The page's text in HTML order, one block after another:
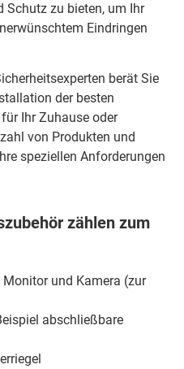
Schutz zu bieten, um Ihr
Eindringen
berät Sie
der besten
Ihr Zuhause oder
von Produkten und
speziellen Anforderungen
zählen zum
und Kamera (zur
abschließbare